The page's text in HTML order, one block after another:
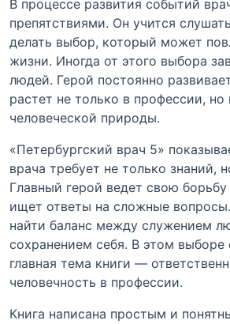
В процессе развития событий
препятствиями. Он учится
делать выбор, который может
жизни. Иногда от этого выбора
людей. Герой постоянно
растет не только в профессии,
человеческой природы.
«Петербургский врач 5»
врача требует не только знаний,
Главный герой ведет свою
ищет ответы на сложные
найти баланс между служением
сохранением себя. В этом выборе
главная тема книги —
человечность в профессии.
Книга написана простым и